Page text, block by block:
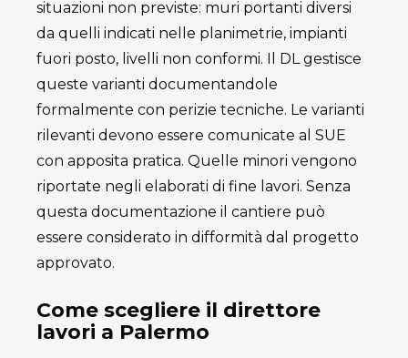
situazioni non previste: muri portanti diversi
da quelli indicati nelle planimetrie, impianti
fuori posto, livelli non conformi. Il DL gestisce
queste varianti documentandole
formalmente con perizie tecniche. Le varianti
rilevanti devono essere comunicate al SUE
con apposita pratica. Quelle minori vengono
riportate negli elaborati di fine lavori. Senza
questa documentazione il cantiere può
essere considerato in difformità dal progetto
approvato.
Come scegliere il direttore
lavori a Palermo